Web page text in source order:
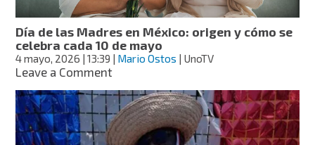
el
premio
a
Fotógrafa
del
honrando
a
las
heroínas
Día de las Madres en México: origen y cómo se
celebra cada 10 de mayo
4 mayo, 2026 | 13:39 | Mario Ostos | UnoTV
Leave a Commenton
de
las
Madres
en